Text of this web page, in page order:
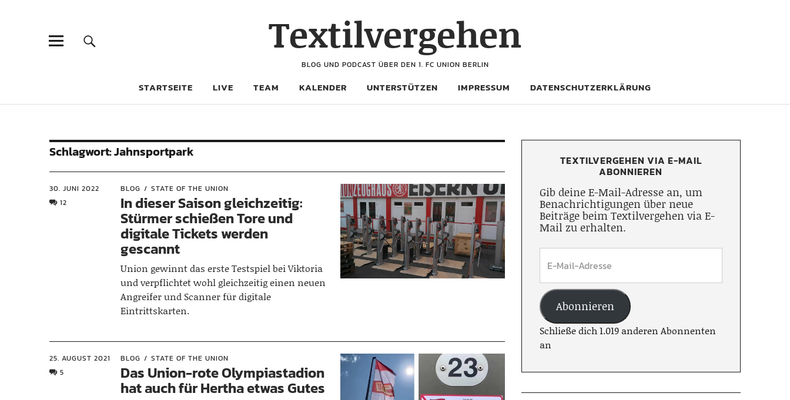
Textilvergehen
BLOG UND PODCAST ÜBER DEN 1. FC UNION BERLIN
STARTSEITE LIVE TEAM KALENDER UNTERSTÜTZEN IMPRESSUM DATENSCHUTZERKLÄRUNG
Schlagwort:Jahnsportpark
30. JUNI 2022
12
BLOG STATE OF THE UNION
In dieser Saison gleichzeitig:
Stürmer schießen Tore und
digitale Tickets werden
gescannt
Union gewinnt das erste Testspiel bei Viktoria
und verpflichtet wohl gleichzeitig einen neuen
Angreifer und Scanner für digitale
Eintrittskarten.
25. AUGUST 2021
5
BLOG STATE OF THE UNION
Das Union-rote Olympiastadion
hat auch für Hertha etwas Gutes
TEXTILVERGEHEN VIA E-MAIL
ABONNIEREN
Gib deine E-Mail-Adresse an, um
Benachrichtigungen über neue
Beiträge beim Textilvergehen via E-
Mail zu erhalten.
Abonnieren
Schließe dich 1.019 anderen Abonnenten
an